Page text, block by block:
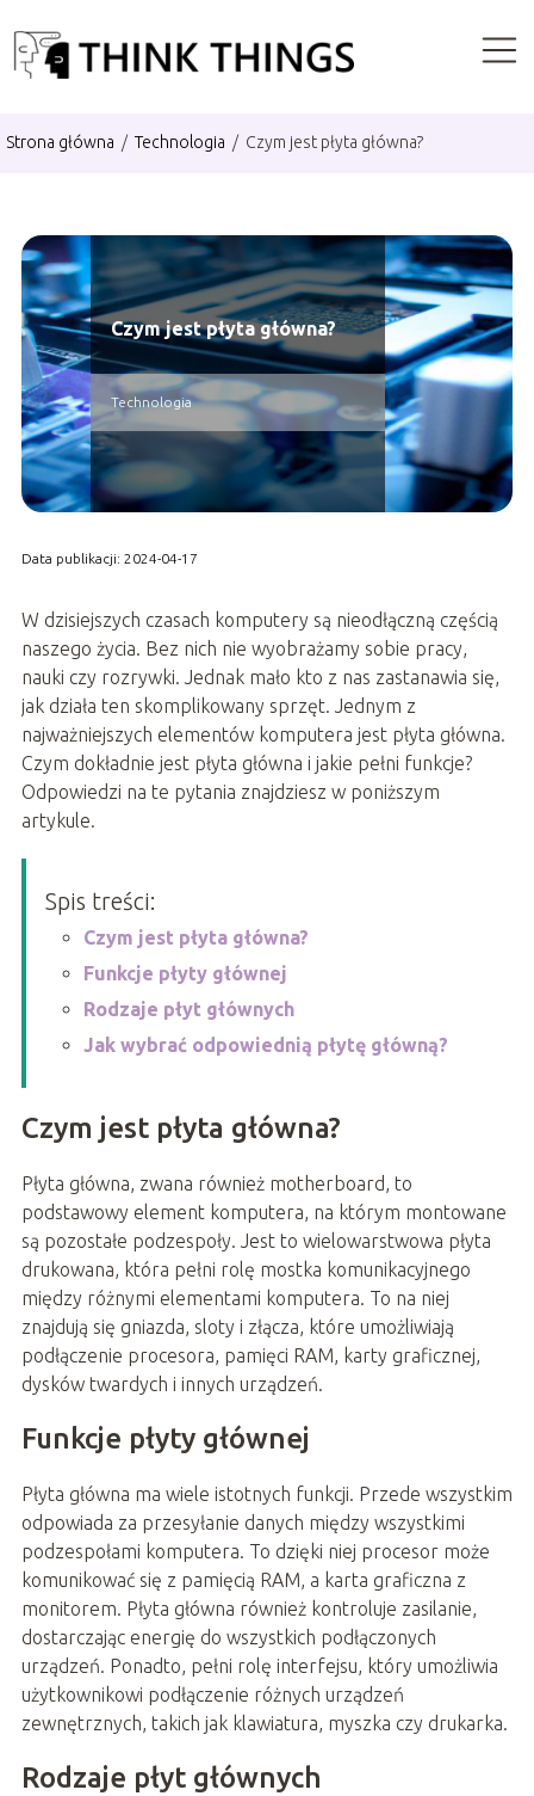
Strona główna / Technologia / Czym jest płyta główna?
Czym jest płyta główna?
Technologia
Data publikacji: 2024-04-17
W dzisiejszych czasach komputery są nieodłączną częścią
naszego życia. Bez nich nie wyobrażamy sobie pracy,
nauki czy rozrywki. Jednak mało kto z nas zastanawia się,
jak działa ten skomplikowany sprzęt. Jednym z
najważniejszych elementów komputera jest płyta główna.
Czym dokładnie jest płyta główna i jakie pełni funkcje?
Odpowiedzi na te pytania znajdziesz w poniższym
artykule.
Spis treści:
Czym jest płyta główna?
Funkcje płyty głównej
Rodzaje płyt głównych
Jak wybrać odpowiednią płytę główną?
Czym jest płyta główna?
Płyta główna, zwana również motherboard, to
podstawowy element komputera, na którym montowane
są pozostałe podzespoły. Jest to wielowarstwowa płyta
drukowana, która pełni rolę mostka komunikacyjnego
między różnymi elementami komputera. To na niej
znajdują się gniazda, sloty i złącza, które umożliwiają
podłączenie procesora, pamięci RAM, karty graficznej,
dysków twardych i innych urządzeń.
Funkcje płyty głównej
Płyta główna ma wiele istotnych funkcji. Przede wszystkim
odpowiada za przesyłanie danych między wszystkimi
podzespołami komputera. To dzięki niej procesor może
komunikować się z pamięcią RAM, a karta graficzna z
monitorem. Płyta główna również kontroluje zasilanie,
dostarczając energię do wszystkich podłączonych
urządzeń. Ponadto, pełni rolę interfejsu, który umożliwia
użytkownikowi podłączenie różnych urządzeń
zewnętrznych, takich jak klawiatura, myszka czy drukarka.
Rodzaje płyt głównych